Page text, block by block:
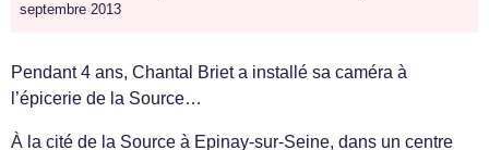
septembre 2013
Pendant 4 ans, Chantal Briet a installé sa caméra à
l’épicerie de la Source…
À la cité de la Source à Epinay-sur-Seine, dans un centre